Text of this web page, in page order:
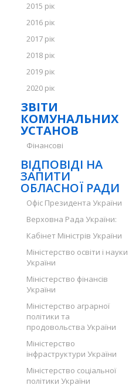
2015 рік
2016 рік
2017 рік
2018 рік
2019 рік
2020 рік
ЗВІТИ
КОМУНАЛЬНИХ
УСТАНОВ
Фінансові
ВІДПОВІДІ НА
ЗАПИТИ
ОБЛАСНОЇ РАДИ
Офіс Президента України
Верховна Рада України:
Кабінет Міністрів України
Міністерство освіти і науки
України
Міністерство фінансів
України
Міністерство аграрної
політики та
продовольства України
Міністерство
інфраструктури України
Міністерство соціальної
політики України